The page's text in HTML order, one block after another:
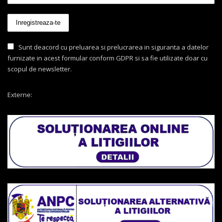
Sunt deacord cu preluarea si prelucrarea in siguranta a datelor
furnizate in acest formular conform GDPR si sa fie utilizate doar cu
scopul de newsletter.
Externe: